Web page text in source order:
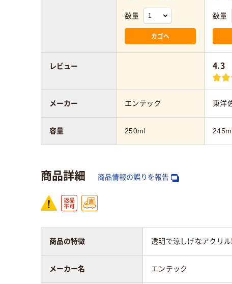
数量
カゴへ
数量
4.3
エンテック 東洋
250ml
レビュー
メーカー
容量
商品詳細 商品情報の誤りを報告
商品の特徴 透明で涼しげなアクリ
メーカー名 エンテック